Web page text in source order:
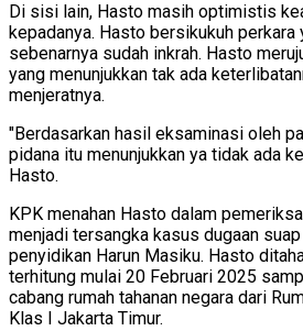
Di sisi lain, Hasto masih optimistis
kepadanya. Hasto bersikukuh perkara
sebenarnya sudah inkrah. Hasto
yang menunjukkan tak ada
menjeratnya.
"Berdasarkan hasil eksaminasi oleh
pidana itu menunjukkan ya tidak ada
Hasto.
KPK menahan Hasto dalam
menjadi tersangka kasus dugaan
penyidikan Harun Masiku. Hasto
terhitung mulai 20 Februari 2025
cabang rumah tahanan negara dari
Klas I Jakarta Timur.